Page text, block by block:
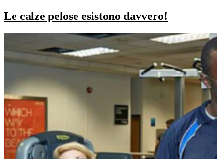
Le calze pelose esistono davvero!